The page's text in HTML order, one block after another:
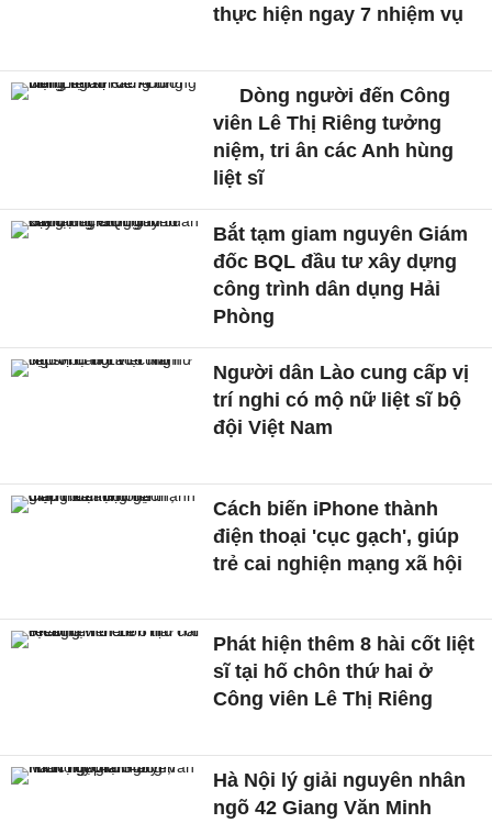
thực hiện ngay 7 nhiệm vụ
Dòng người đến Công
viên Lê Thị Riêng tưởng
niệm, tri ân các Anh hùng
liệt sĩ
Bắt tạm giam nguyên Giám
đốc BQL đầu tư xây dựng
công trình dân dụng Hải
Phòng
Người dân Lào cung cấp vị
trí nghi có mộ nữ liệt sĩ bộ
đội Việt Nam
Cách biến iPhone thành
điện thoại 'cục gạch', giúp
trẻ cai nghiện mạng xã hội
Phát hiện thêm 8 hài cốt liệt
sĩ tại hố chôn thứ hai ở
Công viên Lê Thị Riêng
Hà Nội lý giải nguyên nhân
ngõ 42 Giang Văn Minh